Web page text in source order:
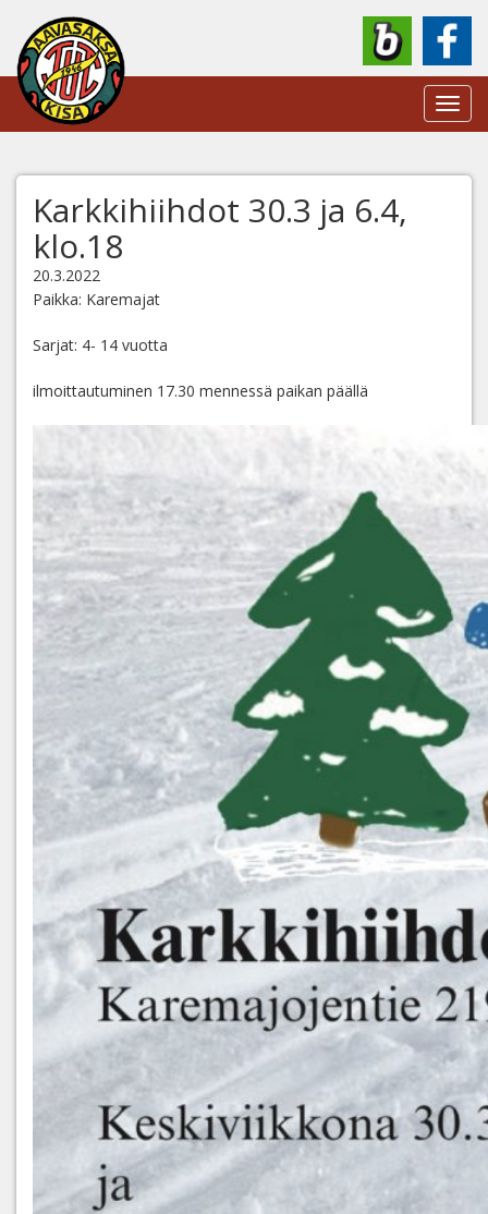
Karkkihiihdot 30.3 ja 6.4,
klo.18
20.3.2022
Paikka: Karemajat
Sarjat: 4- 14 vuotta
ilmoittautuminen 17.30 mennessä paikan päällä